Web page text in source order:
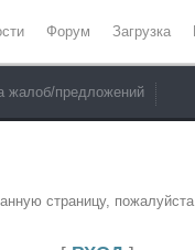
Форум Загрузка
жалоб/предложений
страницу,